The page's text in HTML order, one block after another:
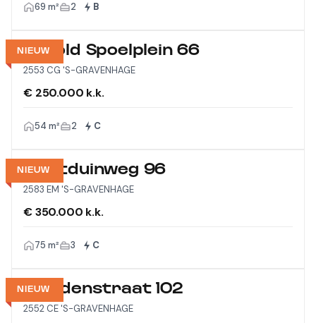
69 m² 2 B
NIEUW
Arnold Spoelplein 66
2553 CG 'S-GRAVENHAGE
€ 250.000 k.k.
54 m² 2 C
NIEUW
Westduinweg 96
2583 EM 'S-GRAVENHAGE
€ 350.000 k.k.
75 m² 3 C
NIEUW
Viandenstraat 102
2552 CE 'S-GRAVENHAGE